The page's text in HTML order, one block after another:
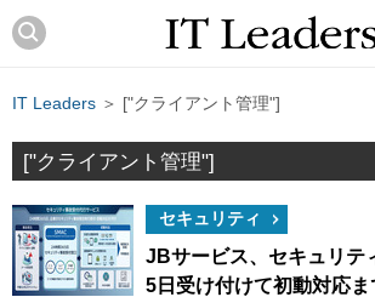
IT Leaders ＞ ["クライアント管理"]
["クライアント管理"]
セキュリティ
JBサービス、セキュリテ
5日受け付けて初動対応ま